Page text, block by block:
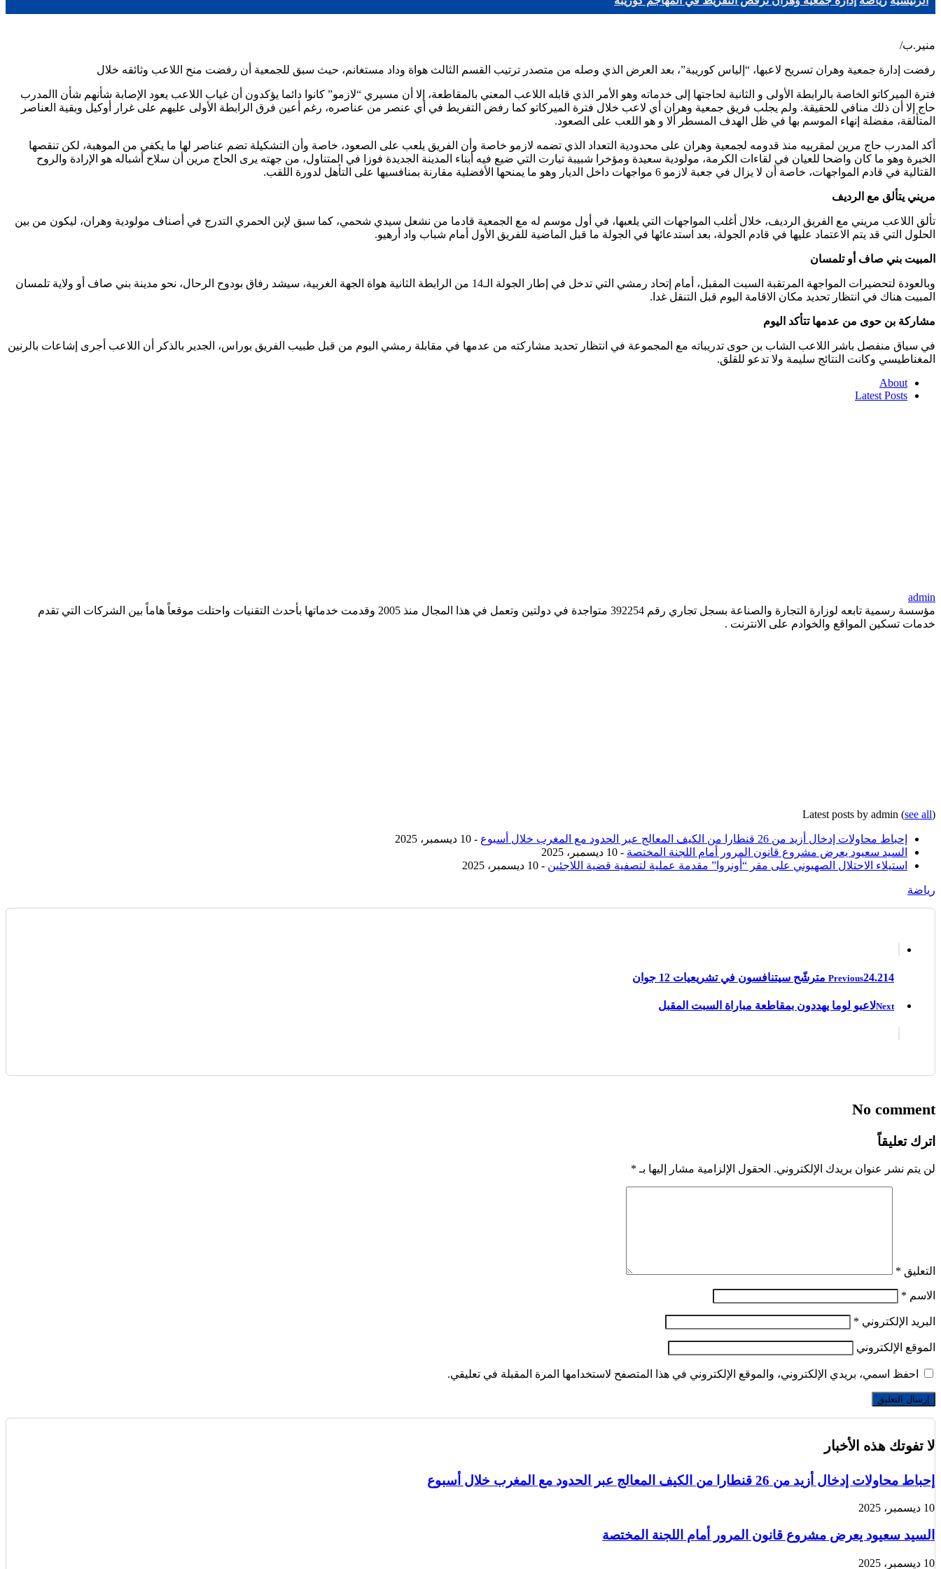
منير.ب/
رفضت إدارة جمعية وهران تسريح لاعبها، “إلياس كوريبة”، بعد العرض الذي وصله من متصدر ترتيب القسم الثالث هواة وداد مستغانم، حيث سبق للجمعية أن رفضت منح اللاعب وثائقه خلال
فترة الميركاتو الخاصة بالرابطة الأولى و الثانية لحاجتها إلى خدماته وهو الأمر الذي قابله اللاعب المعني بالمقاطعة، إلا أن مسيري “لازمو” كانوا دائما يؤكدون أن غياب اللاعب يعود الإصابة شأنهم شأن االمدرب
حاج إلا أن ذلك منافي للحقيقة. ولم يجلب فريق جمعية وهران أي لاعب خلال فترة الميركاتو كما رفض التفريط في أي عنصر من عناصره، رغم أعين فرق الرابطة الأولى عليهم على غرار أوكيل وبقية العناصر
المتألقة، مفضلة إنهاء الموسم بها في ظل الهدف المسطر ألا و هو اللعب على الصعود.
أكد المدرب حاج مرين لمقربيه منذ قدومه لجمعية وهران على محدودية التعداد الذي تضمه لازمو خاصة وأن الفريق يلعب على الصعود، خاصة وأن التشكيلة تضم عناصر لها ما يكفي من الموهبة، لكن تنقصها
الخبرة وهو ما كان واضحا للعيان في لقاءات الكرمة، مولودية سعيدة ومؤخرا شبيبة تيارت التي ضيع فيه أبناء المدينة الجديدة فوزا في المتناول، من جهته يرى الحاج مرين أن سلاح أشباله هو الإرادة والروح
القتالية في قادم المواجهات، خاصة أن لا يزال في جعبة لازمو 6 مواجهات داخل الديار وهو ما يمنحها الأفضلية مقارنة بمنافسيها على التأهل لدورة اللقب.
مريني يتألق مع الرديف
تألق اللاعب مريني مع الفريق الرديف، خلال أغلب المواجهات التي يلعبها، في أول موسم له مع الجمعية قادما من نشعل سيدي شحمي، كما سبق لإبن الحمري التدرج في أصناف مولودية وهران، ليكون من بين
الحلول التي قد يتم الاعتماد عليها في قادم الجولة، بعد استدعائها في الجولة ما قبل الماضية للفريق الأول أمام شباب واد أرهيو.
المبيت بني صاف أو تلمسان
وبالعودة لتحضيرات المواجهة المرتقبة السبت المقبل، أمام إتحاد رمشي التي تدخل في إطار الجولة الـ14 من الرابطة الثانية هواة الجهة الغربية، سيشد رفاق بودوح الرحال، نحو مدينة بني صاف أو ولاية تلمسان
المبيت هناك في انتظار تحديد مكان الاقامة اليوم قبل التنقل غدا.
مشاركة بن حوى من عدمها تتأكد اليوم
في سياق منفصل باشر اللاعب الشاب بن حوى تدريباته مع المجموعة في انتظار تحديد مشاركته من عدمها في مقابلة رمشي اليوم من قبل طبيب الفريق بوراس، الجدير بالذكر أن اللاعب أجرى إشاعات بالرنين
المغناطيسي وكانت النتائج سليمة ولا تدعو للقلق.
About
Latest Posts
admin
مؤسسة رسمية تابعه لوزارة التجارة والصناعة بسجل تجاري رقم 392254 متواجدة في دولتين وتعمل في هذا المجال منذ 2005 وقدمت خدماتها بأحدث التقنيات واحتلت موقعاً هاماً بين الشركات التي تقدم
خدمات تسكين المواقع والخوادم على الانترنت .
Latest posts by admin (see all)
إحباط محاولات إدخال أزيد من 26 قنطارا من الكيف المعالج عبر الحدود مع المغرب خلال أسبوع
- 10 ديسمبر، 2025
السيد سعيود يعرض مشروع قانون المرور أمام اللجنة المختصة - 10 ديسمبر، 2025
استيلاء الاحتلال الصهيوني على مقر “أونروا” مقدمة عملية لتصفية قضية اللاجئين - 10 ديسمبر، 2025
رياضة
Previous24.214 مترشّح سيتنافسون في تشريعيات 12 جوان
Nextلاعبو لوما يهددون بمقاطعة مباراة السبت المقبل
No comment
اترك تعليقاً
لن يتم نشر عنوان بريدك الإلكتروني. الحقول الإلزامية مشار إليها بـ *
التعليق *
الاسم *
البريد الإلكتروني *
الموقع الإلكتروني
احفظ اسمي، بريدي الإلكتروني، والموقع الإلكتروني في هذا المتصفح لاستخدامها المرة المقبلة في تعليقي.
لا تفوتك هذه الأخبار
إحباط محاولات إدخال أزيد من 26 قنطارا من الكيف المعالج عبر الحدود مع المغرب خلال أسبوع
10 ديسمبر، 2025
السيد سعيود يعرض مشروع قانون المرور أمام اللجنة المختصة
10 ديسمبر، 2025